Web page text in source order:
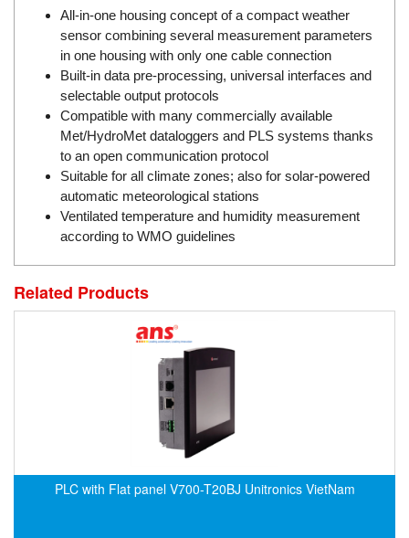
DR. NEUMANN Peltier-Technik
Driesen Kern
Dropsa Vietnam
DUCATI
Dukin Besko
Dunkermotoren
Dwyer
Earthtech
Eaton
All-in-one housing concept of a compact weather
sensor combining several measurement parameters
in one housing with only one cable connection
Built-in data pre-processing, universal interfaces and
selectable output protocols
Compatible with many commercially available
Met/HydroMet dataloggers and PLS systems thanks
to an open communication protocol
Suitable for all climate zones; also for solar-powered
automatic meteorological stations
Ventilated temperature and humidity measurement
according to WMO guidelines
Related Products
PLC with Flat panel V700-T20BJ Unitronics VietNam